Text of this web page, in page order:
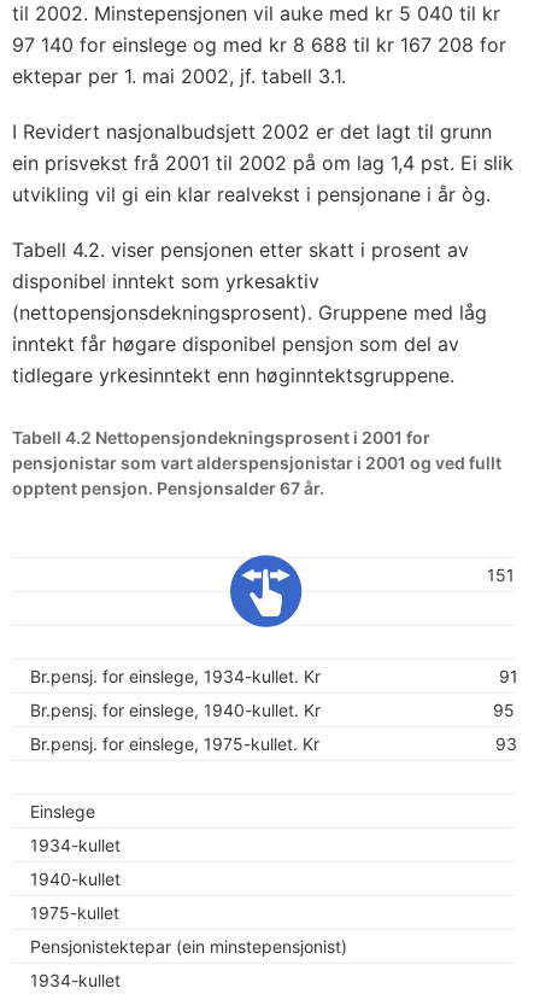
til 2002. Minstepensjonen vil auke med kr 5 040 til kr
97 140 for einslege og med kr 8 688 til kr 167 208 for
ektepar per 1. mai 2002, jf. tabell 3.1.
I Revidert nasjonalbudsjett 2002 er det lagt til grunn
ein prisvekst frå 2001 til 2002 på om lag 1,4 pst. Ei slik
utvikling vil gi ein klar realvekst i pensjonane i år òg.
Tabell 4.2. viser pensjonen etter skatt i prosent av
disponibel inntekt som yrkesaktiv
(nettopensjonsdekningsprosent). Gruppene med låg
inntekt får høgare disponibel pensjon som del av
tidlegare yrkesinntekt enn høginntektsgruppene.
Tabell 4.2 Nettopensjondekningsprosent i 2001 for
pensjonistar som vart alderspensjonistar i 2001 og ved fullt
opptent pensjon. Pensjonsalder 67 år.
151
Br.pensj. for einslege, 1934-kullet. Kr
91
Br.pensj. for einslege, 1940-kullet. Kr
95
Br.pensj. for einslege, 1975-kullet. Kr
93
Einslege
1934-kullet
1940-kullet
1975-kullet
Pensjonistektepar (ein minstepensjonist)
1934-kullet